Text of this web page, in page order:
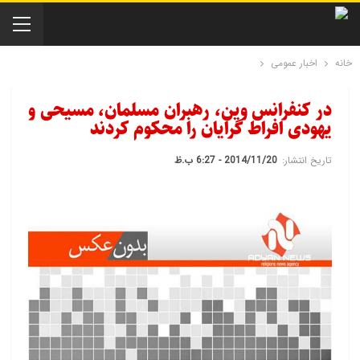
خانه اخبار عمومی
در کنفرانس وین، رهبران مسلمان، مسیحی و
یهودی افراط ‌گرایان را محکوم کردند
تاریخ انتشار: 2014/11/20 - 6:27 ب.ظ